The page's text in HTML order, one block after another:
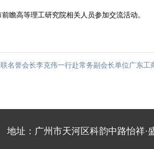
瞻高等理工研究院相关人员参加交流活动。
名誉会长李克伟一行赴常务副会长单位广东工
地址：广州市天河区科韵中路怡祥·